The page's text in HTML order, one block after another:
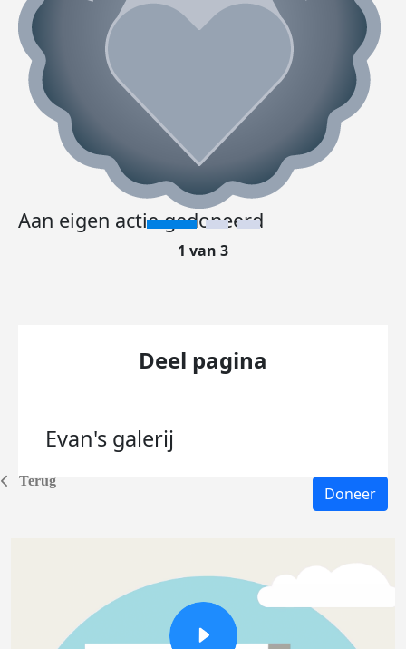
Terug
Aan eigen actie gedoneerd
1 van 3
Deel pagina
Evan's galerij
Doneer